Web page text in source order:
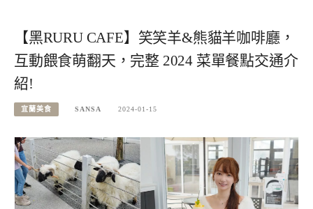
【黑RURU CAFE】笑笑羊&熊貓羊咖啡廳，
互動餵食萌翻天，完整 2024 菜單餐點交通介
紹!
宜蘭美食 SANSA 2024-01-15